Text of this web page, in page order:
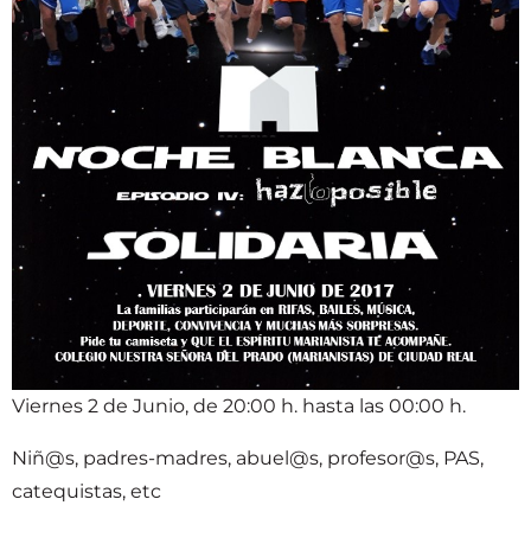
Viernes 2 de Junio, de 20:00 h. hasta las 00:00 h.
Niñ@s, padres-madres, abuel@s, profesor@s, PAS,
catequistas, etc